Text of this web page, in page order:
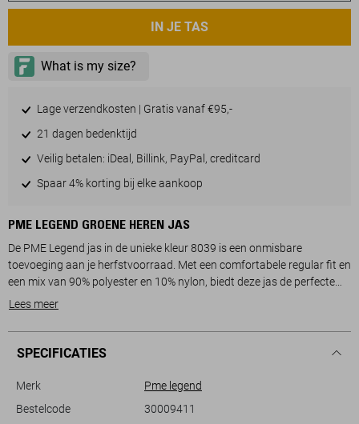
IN JE TAS
Lage verzendkosten | Gratis vanaf €95,-
21 dagen bedenktijd
Veilig betalen: iDeal, Billink, PayPal, creditcard
Spaar 4% korting bij elke aankoop
PME LEGEND GROENE HEREN JAS
De PME Legend jas in de unieke kleur 8039 is een onmisbare
toevoeging aan je herfstvoorraad. Met een comfortabele regular fit en
een mix van 90% polyester en 10% nylon, biedt deze jas de perfecte
balans tussen stijl en functionaliteit. Hij heeft een opvallend
praktische capuchon en een combinatie van een knoop- en ritssluiting
voor optimale bescherming tegen de elementen. Met handige
dagelijkse activiteiten.
tijdens koelere herfstdagen. Hij past naadloos bij een relaxte jeans of
Lees meer
SPECIFICATIES
Merk
Pme legend
Bestelcode
30009411